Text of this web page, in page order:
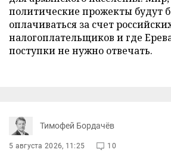
политические прожекты будут
оплачиваться за счет
налогоплательщиков и где
поступки не нужно отвечать.
Тимофей Бордачёв
5 августа 2026, 11:25 10